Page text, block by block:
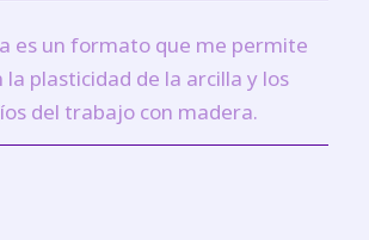
es un formato que me permite
la plasticidad de la arcilla y los
del trabajo con madera.